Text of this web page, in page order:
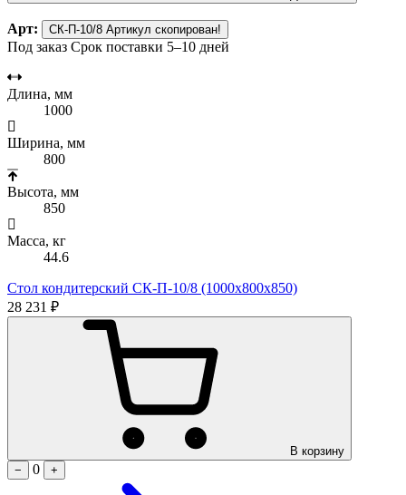
Арт: СК-П-10/8 Артикул скопирован!
Под заказ Срок поставки 5–10 дней
Длина, мм
1000
Ширина, мм
800
Высота, мм
850
Масса, кг
44.6
Стол кондитерский СК-П-10/8 (1000х800х850)
28 231 ₽
В корзину
−
0 +